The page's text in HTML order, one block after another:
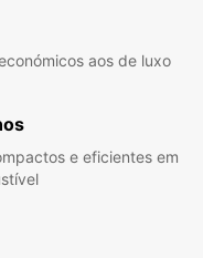
aos de luxo
e eficientes em